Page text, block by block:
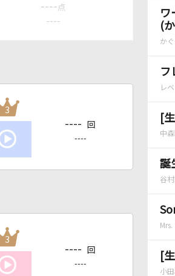
ワ
(
か
フ
レ
[
中
誕
谷
[
小
---- 点
----
3
---- 回
----
3
---- 回
----